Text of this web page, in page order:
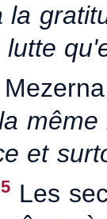
la
et
5 Les